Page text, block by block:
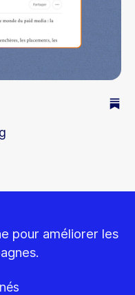
une top créa
pour améliorer les